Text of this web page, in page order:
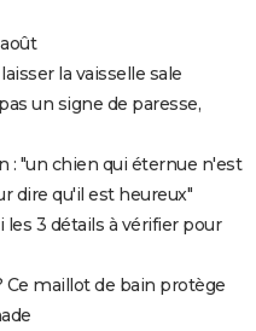
la vaisselle sale
un signe de paresse,
: "un chien qui éternue n'est
dire qu'il est heureux"
3 détails à vérifier pour
Ce maillot de bain protège